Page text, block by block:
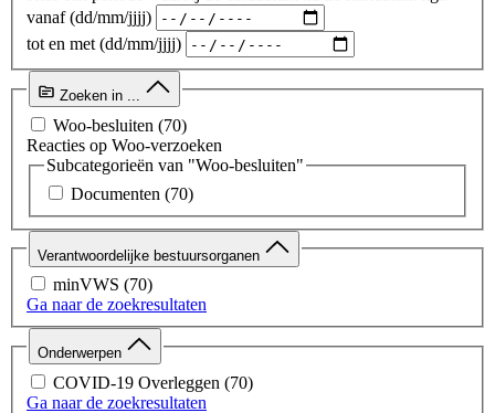
vanaf (dd/mm/jjjj)
tot en met (dd/mm/jjjj)
Zoeken in ...
Woo-besluiten (70)
Reacties op Woo-verzoeken
Subcategorieën van "Woo-besluiten"
Documenten (70)
Verantwoordelijke bestuursorganen
minVWS (70)
Ga naar de zoekresultaten
Onderwerpen
COVID-19 Overleggen (70)
Ga naar de zoekresultaten